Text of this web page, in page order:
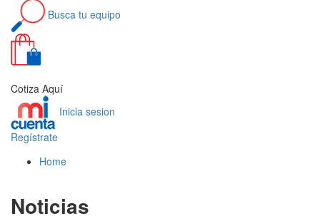
Busca tu equipo
Cotiza Aquí
Inicia sesion
Regístrate
Home
Noticias